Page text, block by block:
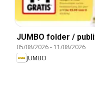
JUMBO folder /
05/08/2026- 11/08/2026
JUMBO